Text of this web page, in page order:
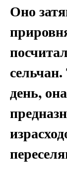
Оно
день,